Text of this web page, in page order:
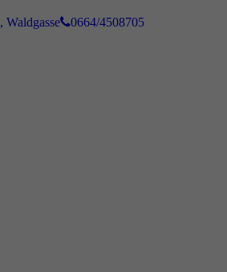
Waldgasse 0664/4508705